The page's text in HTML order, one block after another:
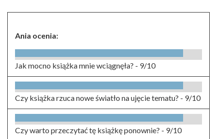
Ania ocenia:
Jak mocno książka mnie wciągnęła? - 9/10
Czy książka rzuca nowe światło na ujęcie tematu? - 9/10
Czy warto przeczytać tę książkę ponownie? - 9/10